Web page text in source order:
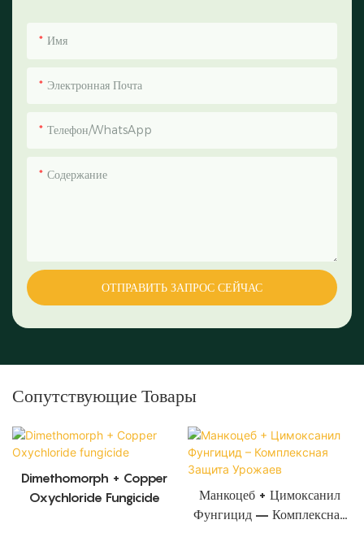
Имя
Электронная Почта
Телефон/WhatsApp
Содержание
ОТПРАВИТЬ ЗАПРОС СЕЙЧАС
Сопутствующие Товары
Dimethomorph + Copper
Oxychloride Fungicide
Манкоцеб + Цимоксанил
Фунгицид – Комплексная